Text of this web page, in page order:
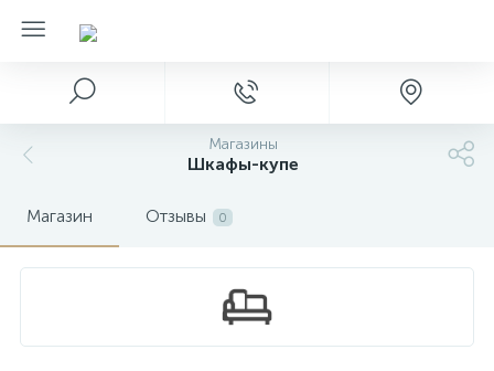
Магазины
Шкафы-купе
Магазин Отзывы 0